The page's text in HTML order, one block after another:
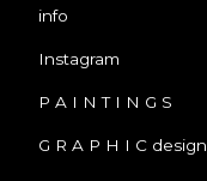
info
Instagram
P A I N T I N G S
G R A P H I C design